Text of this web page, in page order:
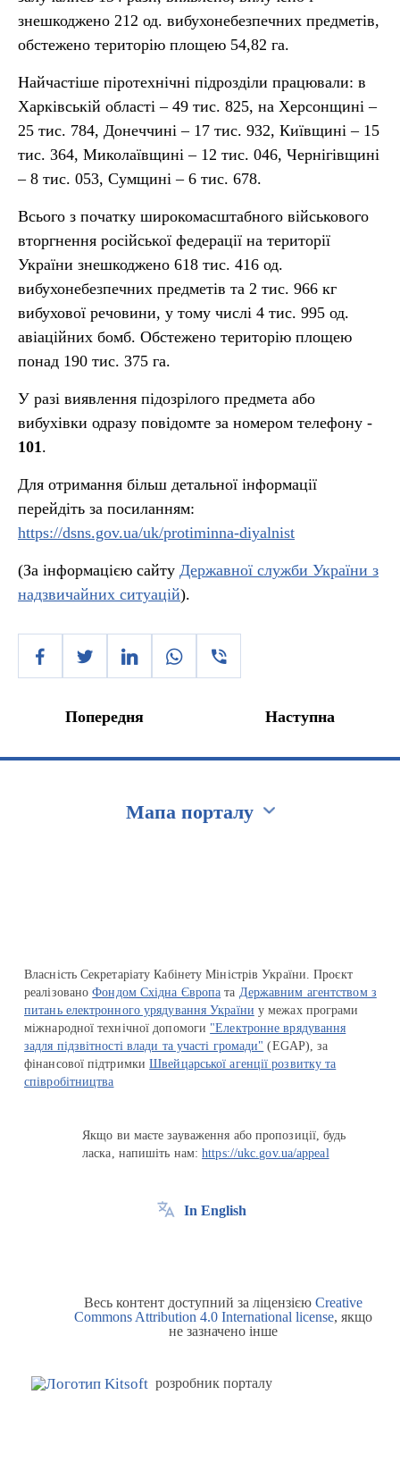
знешкоджено 212 од. вибухонебезпечних предметів,
обстежено територію площею 54,82 га.
Найчастіше піротехнічні підрозділи працювали: в
Харківській області – 49 тис. 825, на Херсонщині –
25 тис. 784, Донеччині – 17 тис. 932, Київщині – 15
тис. 364, Миколаївщині – 12 тис. 046, Чернігівщині
– 8 тис. 053, Сумщині – 6 тис. 678.
Всього з початку широкомасштабного військового
вторгнення російської федерації на території
України знешкоджено 618 тис. 416 од.
вибухонебезпечних предметів та 2 тис. 966 кг
вибухової речовини, у тому числі 4 тис. 995 од.
авіаційних бомб. Обстежено територію площею
понад 190 тис. 375 га.
У разі виявлення підозрілого предмета або
вибухівки одразу повідомте за номером телефону -
101.
Для отримання більш детальної інформації
перейдіть за посиланням:
https://dsns.gov.ua/uk/protiminna-diyalnist
(За інформацією сайту Державної служби України з
надзвичайних ситуацій).
Попередня Наступна
Мапа порталу
Власність Секретаріату Кабінету Міністрів України. Проєкт
реалізованоФондом Східна Європа та Державним агентством з
питань електронного урядування України у межах програми
міжнародної технічної допомоги "Електронне врядування
задля підзвітності влади та участі громади" (EGAP), за
фінансової підтримкиШвейцарської агенції розвитку та
співробітництва
Якщо ви маєте зауваження або пропозиції, будь
ласка, напишіть нам:https://ukc.gov.ua/appeal
In English
Весь контент доступний за ліцензією Creative
Commons Attribution 4.0 International license, якщо
не зазначено інше
розробник порталу